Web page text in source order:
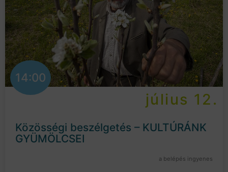
14:00
július 12.
Közösségi beszélgetés – KULTÚRÁNK
GYÜMÖLCSEI
a belépés ingyenes